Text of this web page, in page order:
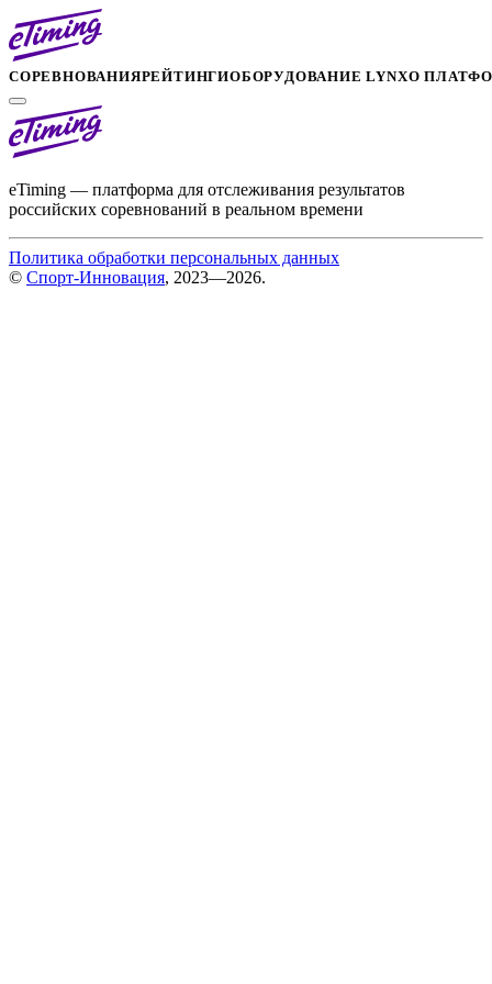
СОРЕВНОВАНИЯРЕЙТИНГИОБОРУДОВАНИЕ LYNXО
eTiming — платформа для отслеживания результатов
российских соревнований в реальном времени
Политика обработки персональных данных
© Спорт-Инновация, 2023—2026.